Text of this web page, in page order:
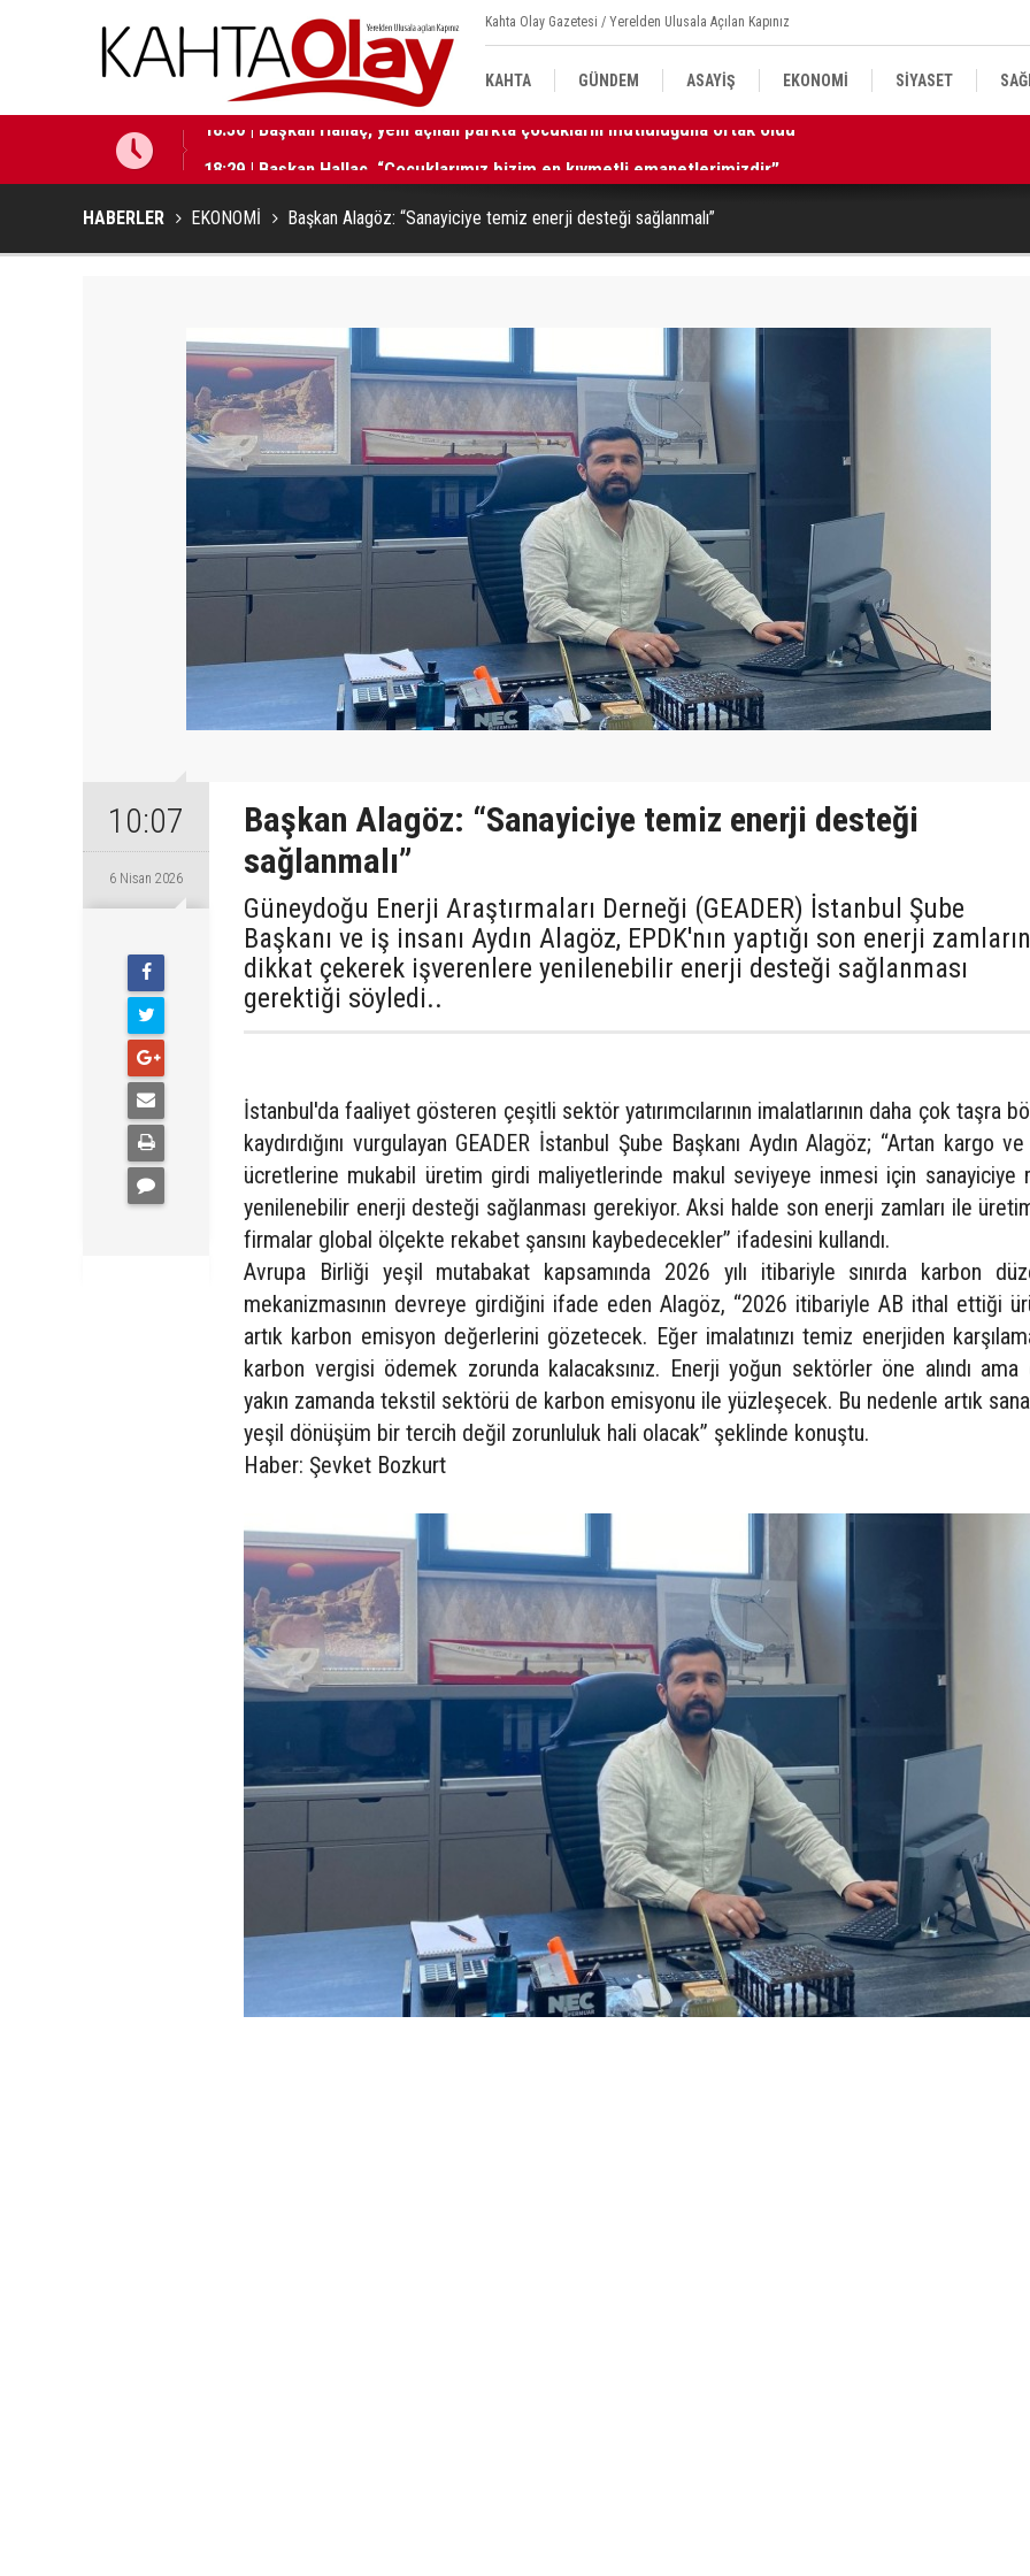
Kahta Olay Gazetesi / Yerelden Ulusala Açılan Kapınız
KAHTA GÜNDEM ASAYİŞ EKONOMİ SİYASET
HABERLER EKONOMİ Başkan Alagöz: “Sanayiciye temiz enerji desteği sağlanmalı”
10:07
6 Nisan 2026
Başkan Alagöz: “Sanayiciye temiz enerji desteği
sağlanmalı”
Güneydoğu Enerji Araştırmaları Derneği (GEADER) İstanbul Şube
Başkanı ve iş insanı Aydın Alagöz, EPDK'nın yaptığı son enerji
dikkat çekerek işverenlere yenilenebilir enerji desteği sağlanması
gerektiği söyledi..
İstanbul'da faaliyet gösteren çeşitli sektör yatırımcılarının imalatlarının daha çok taşra
kaydırdığını vurgulayan GEADER İstanbul Şube Başkanı Aydın Alagöz; “Artan kargo
ücretlerine mukabil üretim girdi maliyetlerinde makul seviyeye inmesi için sanayiciye
yenilenebilir enerji desteği sağlanması gerekiyor. Aksi halde son enerji zamları ile
firmalar global ölçekte rekabet şansını kaybedecekler” ifadesini kullandı.
Avrupa Birliği yeşil mutabakat kapsamında 2026 yılı itibariyle sınırda karbon
mekanizmasının devreye girdiğini ifade eden Alagöz, “2026 itibariyle AB ithal ettiği
artık karbon emisyon değerlerini gözetecek. Eğer imalatınızı temiz enerjiden
karbon vergisi ödemek zorunda kalacaksınız. Enerji yoğun sektörler öne alındı ama
yakın zamanda tekstil sektörü de karbon emisyonu ile yüzleşecek. Bu nedenle artık
yeşil dönüşüm bir tercih değil zorunluluk hali olacak” şeklinde konuştu.
Haber: Şevket Bozkurt